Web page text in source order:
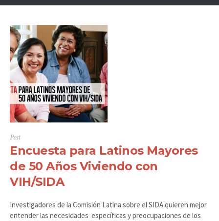
Post
Encuesta para Latinos Mayores
de 50 Años Viviendo con
VIH/SIDA
Investigadores de la Comisión Latina sobre el SIDA quieren mejor
entender las necesidades específicas y preocupaciones de los